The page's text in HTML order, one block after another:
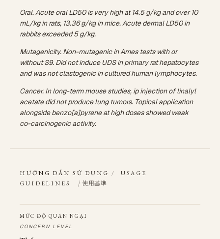
Oral. Acute oral LD50 is very high at 14.5 g/kg and over 10
mL/kg in rats, 13.36 g/kg in mice. Acute dermal LD50 in
rabbits exceeded 5 g/kg.
Mutagenicity. Non-mutagenic in Ames tests with or
without S9. Did not induce UDS in primary rat hepatocytes
and was not clastogenic in cultured human lymphocytes.
Cancer. In long-term mouse studies, ip injection of linalyl
acetate did not produce lung tumors. Topical application
alongside benzo[a]pyrene at high doses showed weak
co-carcinogenic activity.
HƯỚNG DẪN SỬ DỤNG /
USAGE
GUIDELINES
/ 使用基準
MỨC ĐỘ QUAN NGẠI
CONCERN LEVEL